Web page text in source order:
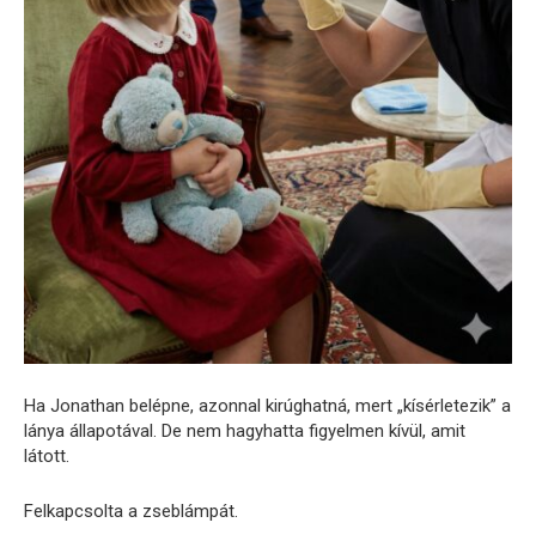
Ha Jonathan belépne, azonnal kirúghatná, mert „kísérletezik” a
lánya állapotával. De nem hagyhatta figyelmen kívül, amit
látott.
Felkapcsolta a zseblámpát.